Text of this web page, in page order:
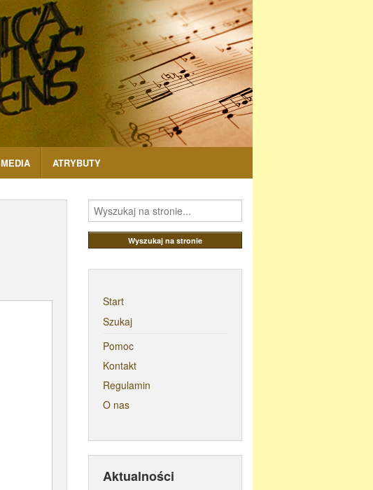
MEDIA ATRYBUTY
Start
Szukaj
Pomoc
Kontakt
Regulamin
O nas
Aktualności